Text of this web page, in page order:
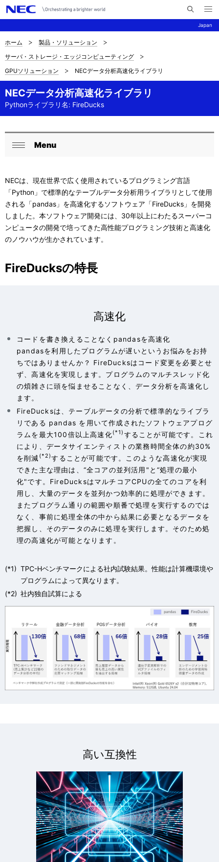
Japan
イ
メ
ニ
ュ
ナ
ビ
ゲ
ー
シ
サ
イ
ト
内
の
現
置
ホーム
製品・ソリューション
サーバ・ストレージ・エッジコンピューティング
GPUソリューション
NECデータ分析高速化ライブラリ
NECデータ分析高速化ライブラリ
Pythonライブラリ名: FireDucks
ロ
カ
ル
ナ
ビ
ー
る
Menu
NECは、現在世界で広く使用されているプログラミング言語
「Python」で標準的なテーブルデータ分析用ライブラリとして使用
される「pandas」を高速化するソフトウェア「FireDucks」を開発
しました。本ソフトウェア開発には、30年以上にわたるスーパーコ
ンピュータの開発で培ってきた高性能プログラミング技術と高速化
のノウハウが生かされています。
FireDucksの特長
高速化
コードを書き換えることなくpandasを高速化
pandasを利用したプログラムが遅いというお悩みをお持
ちではありませんか？ FireDucksはコード変更を必要とせ
ず、高速化を実現します。プログラムのマルチスレッド化
の煩雑さに頭を悩ませることなく、データ分析を高速化し
ます。
FireDucksは、テーブルデータの分析で標準的なライブラ
リである pandas を用いて作成されたソフトウェアプログ
ラムを最大100倍以上高速化(*1) することが可能です。これ
により、データサイエンティストの業務時間全体の約30%
を削減 (*2)することが可能です。このような高速化が実現
できた主な理由は、“全コアの並列活用"と“処理の最小
化"です。FireDucksはマルチコアCPUの全てのコアを利
用し、大量のデータを並列かつ効率的に処理ができます。
またプログラム通りの範囲や順番で処理を実行するのでは
なく、事前に処理全体の中から結果に必要となるデータを
把握し、そのデータのみに処理を実行します。そのため処
理の高速化が可能となります。
(*1) TPC-Hベンチマークによる社内試験結果。性能は計算機環境や
プログラムによって異なります。
(*2) 社内独自試算による
高い互換性